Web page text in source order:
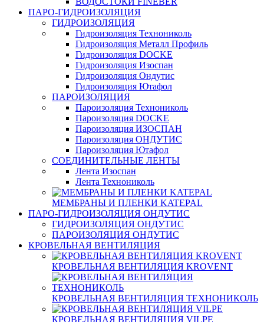
ПАРО-ГИДРОИЗОЛЯЦИЯ
ГИДРОИЗОЛЯЦИЯ
Гидроизоляция Технониколь
Гидроизоляция Металл Профиль
Гидроизоляция DOCKE
Гидроизоляция Изоспан
Гидроизоляция Ондутис
Гидроизоляция Ютафол
ПАРОИЗОЛЯЦИЯ
Пароизоляция Технониколь
Пароизоляция DOCKE
Пароизоляция ИЗОСПАН
Пароизоляция ОНДУТИС
Пароизоляция Ютафол
СОЕДИНИТЕЛЬНЫЕ ЛЕНТЫ
Лента Изоспан
Лента Технониколь
МЕМБРАНЫ И ПЛЕНКИ KATEPAL
ПАРО-ГИДРОИЗОЛЯЦИЯ ОНДУТИС
ГИДРОИЗОЛЯЦИЯ ОНДУТИС
ПАРОИЗОЛЯЦИЯ ОНДУТИС
КРОВЕЛЬНАЯ ВЕНТИЛЯЦИЯ
КРОВЕЛЬНАЯ ВЕНТИЛЯЦИЯ KROVENT
КРОВЕЛЬНАЯ ВЕНТИЛЯЦИЯ ТЕХНОНИКОЛЬ
КРОВЕЛЬНАЯ ВЕНТИЛЯЦИЯ VILPE